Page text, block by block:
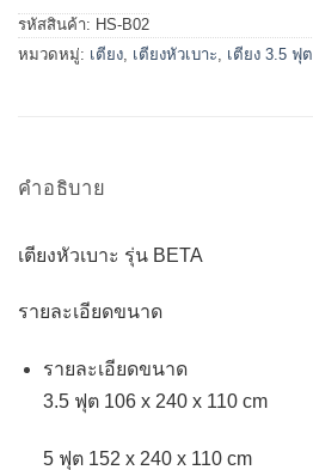
รหัสสินค้า: HS-B02
หมวดหมู่: เตียง, เตียงหัวเบาะ, เตียง 3.5 ฟุต
คำอธิบาย
เตียงหัวเบาะ รุ่น BETA
รายละเอียดขนาด
รายละเอียดขนาด
3.5 ฟุต 106 x 240 x 110 cm
5 ฟุต 152 x 240 x 110 cm